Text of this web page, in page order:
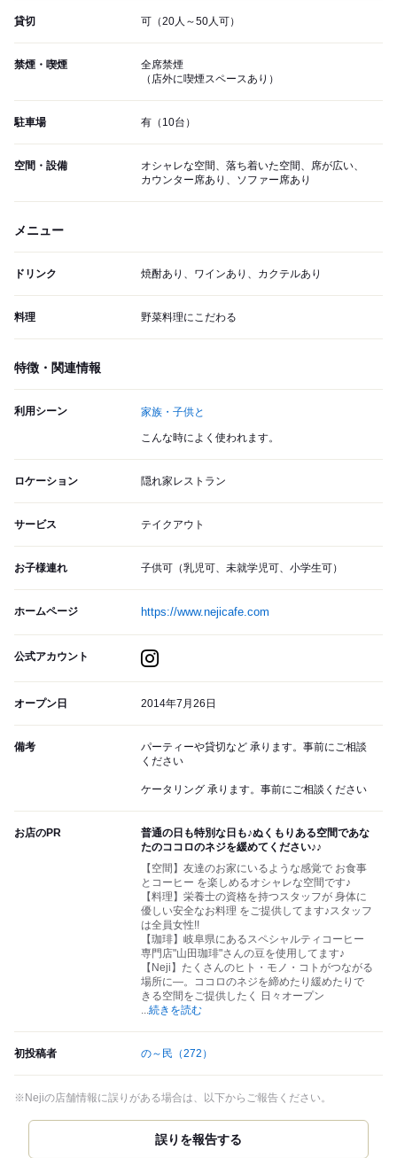
貸切 可（20人～50人可）
禁煙・喫煙
全席禁煙
（店外に喫煙スペースあり）
駐車場 有（10台）
空間・設備
オシャレな空間、落ち着いた空間、席が広い、
カウンター席あり、ソファー席あり
メニュー
ドリンク 焼酎あり、ワインあり、カクテルあり
料理 野菜料理にこだわる
特徴・関連情報
利用シーン 家族・子供と
こんな時によく使われます。
ロケーション 隠れ家レストラン
サービス テイクアウト
お子様連れ 子供可（乳児可、未就学児可、小学生可）
ホームページ https://www.nejicafe.com
公式アカウント
オープン日 2014年7月26日
備考
パーティーや貸切など 承ります。事前にご相談
ください
ケータリング 承ります。事前にご相談ください
お店のPR
普通の日も特別な日も♪ぬくもりある空間であな
たのココロのネジを緩めてください♪♪
【空間】友達のお家にいるような感覚で お食事
とコーヒー を楽しめるオシャレな空間です♪
【料理】栄養士の資格を持つスタッフが 身体に
優しい安全なお料理 をご提供してます♪スタッフ
は全員女性!!
【珈琲】岐阜県にあるスペシャルティコーヒー
専門店"山田珈琲"さんの豆を使用してます♪
【Neji】たくさんのヒト・モノ・コトがつながる
場所に―。ココロのネジを締めたり緩めたりで
きる空間をご提供したく 日々オープン
...続きを読む
初投稿者 の～民 （272）
※Nejiの店舗情報に誤りがある場合は、以下からご報告ください。
誤りを報告する